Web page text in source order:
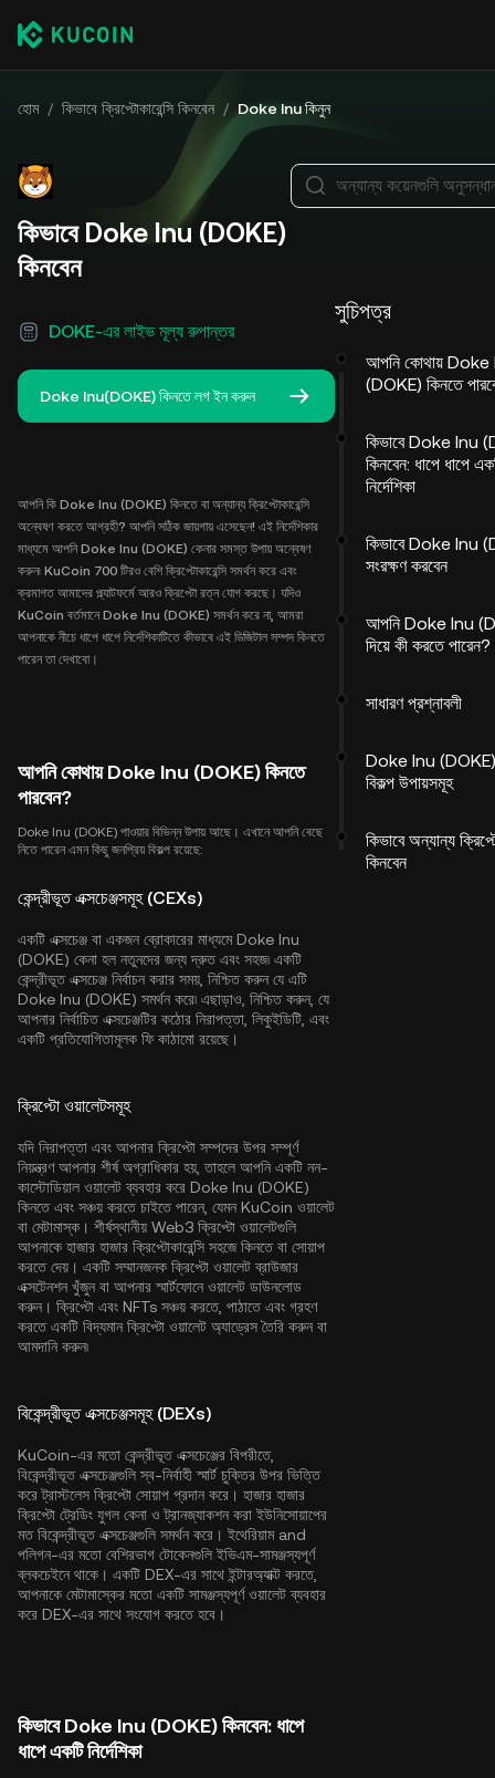
হোম / কিভাবে ক্রিপ্টোকারেন্সি কিনবেন / Doke Inu কিনুন
কিভাবে Doke Inu (DOKE)
কিনবেন
DOKE-এর লাইভ মূল্য রুপান্তর
Doke Inu(DOKE) কিনতে লগ ইন করুন
আপনি কি Doke Inu (DOKE) কিনতে বা অন্যান্য ক্রিপ্টোকারেন্সি
অন্বেষণ করতে আগ্রহী? আপনি সঠিক জায়গায় এসেছেন! এই নির্দেশিকার
মাধ্যমে আপনি Doke Inu (DOKE) কেনার সমস্ত উপায় অন্বেষণ
করুন৷ KuCoin 700 টিরও বেশি ক্রিপ্টোকারেন্সি সমর্থন করে এবং
ক্রমাগত আমাদের প্ল্যাটফর্মে আরও ক্রিপ্টো রত্ন যোগ করছে। যদিও
KuCoin বর্তমানে Doke Inu (DOKE) সমর্থন করে না, আমরা
আপনাকে নীচে ধাপে ধাপে নির্দেশিকাটিতে কীভাবে এই ডিজিটাল সম্পদ কিনতে
পারেন তা দেখাবো।
আপনি কোথায় Doke Inu (DOKE) কিনতে
পারবেন?
Doke Inu (DOKE) পাওয়ার বিভিন্ন উপায় আছে। এখানে আপনি বেছে
নিতে পারেন এমন কিছু জনপ্রিয় বিকল্প রয়েছে:
কেন্দ্রীভূত এক্সচেঞ্জসমূহ (CEXs)
একটি এক্সচেঞ্জ বা একজন ব্রোকারের মাধ্যমে Doke Inu
(DOKE) কেনা হল নতুনদের জন্য দ্রুত এবং সহজ৷ একটি
কেন্দ্রীভূত এক্সচেঞ্জ নির্বাচন করার সময়, নিশ্চিত করুন যে এটি
Doke Inu (DOKE) সমর্থন করে৷ এছাড়াও, নিশ্চিত করুন, যে
আপনার নির্বাচিত এক্সচেঞ্জটির কঠোর নিরাপত্তা, লিকুইডিটি, এবং
একটি প্রতিযোগিতামূলক ফি কাঠামো রয়েছে।
ক্রিপ্টো ওয়ালেটসমূহ
যদি নিরাপত্তা এবং আপনার ক্রিপ্টো সম্পদের উপর সম্পূর্ণ
নিয়ন্ত্রণ আপনার শীর্ষ অগ্রাধিকার হয়, তাহলে আপনি একটি নন-
কাস্টোডিয়াল ওয়ালেট ব্যবহার করে Doke Inu (DOKE)
কিনতে এবং সঞ্চয় করতে চাইতে পারেন, যেমনKuCoin ওয়ালেট
বা মেটামাস্ক। শীর্ষস্থানীয় Web3 ক্রিপ্টো ওয়ালেটগুলি
আপনাকে হাজার হাজার ক্রিপ্টোকারেন্সি সহজে কিনতে বা সোয়াপ
করতে দেয়। একটি সম্মানজনক ক্রিপ্টো ওয়ালেট ব্রাউজার
এক্সটেনশন খুঁজুন বা আপনার স্মার্টফোনে ওয়ালেট ডাউনলোড
করুন। ক্রিপ্টো এবং NFTs সঞ্চয় করতে, পাঠাতে এবং গ্রহণ
করতে একটি বিদ্যমান ক্রিপ্টো ওয়ালেট অ্যাড্রেস তৈরি করুন বা
আমদানি করুন৷
বিকেন্দ্রীভূত এক্সচেঞ্জসমূহ (DEXs)
KuCoin-এর মতো কেন্দ্রীভূত এক্সচেঞ্জের বিপরীতে,
বিকেন্দ্রীভূত এক্সচেঞ্জগুলি স্ব-নির্বাহী স্মার্ট চুক্তির উপর ভিত্তি
করে ট্রাস্টলেস ক্রিপ্টো সোয়াপ প্রদান করে। হাজার হাজার
ক্রিপ্টো ট্রেডিং যুগল কেনা ও ট্রানজ্যাকশন করা ইউনিসোয়াপের
মত বিকেন্দ্রীভূত এক্সচেঞ্জগুলি সমর্থন করে। ইথেরিয়ামand
পলিগন-এর মতো বেশিরভাগ টোকেনগুলি ইভিএম-সামঞ্জস্যপূর্ণ
ব্লকচেইনে থাকে। একটি DEX-এর সাথে ইন্টারঅ্যাক্ট করতে,
আপনাকে মেটামাস্কের মতো একটি সামঞ্জস্যপূর্ণ ওয়ালেট ব্যবহার
করে DEX-এর সাথে সংযোগ করতে হবে।
কিভাবে Doke Inu (DOKE) কিনবেন: ধাপে
ধাপে একটি নির্দেশিকা
অন্যান্য কয়েনগুলি
সুচিপত্র
আপনি কোথায় Doke
(DOKE) কিনতে
কিভাবে Doke Inu
কিনবেন: ধাপে ধাপে
নির্দেশিকা
কিভাবে Doke Inu
সংরক্ষণ করবেন
আপনি Doke Inu
দিয়ে কী করতে পারেন?
সাধারণ প্রশ্নাবলী
Doke Inu (DOKE)
বিকল্প উপায়সমূহ
কিভাবে অন্যান্য
কিনবেন